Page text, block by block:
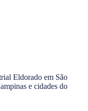
Eldorado em São
e cidades do